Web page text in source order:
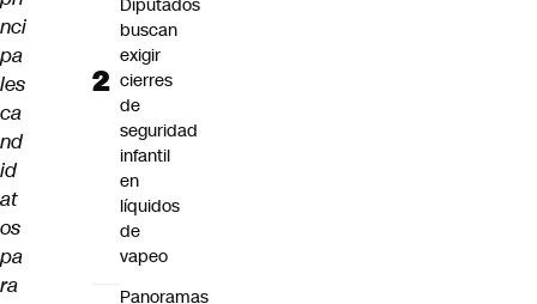
nci
pa
les
ca
nd
id
at
os
pa
ra
Diputados
buscan
exigir
cierres
de
seguridad
infantil
en
líquidos
de
vapeo
Panoramas